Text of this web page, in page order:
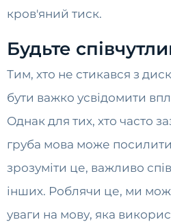
кров'яний тиск.
Будьте
Тим, хто не стикався з
бути важко усвідомити
Однак для тих, хто часто
груба мова може
зрозуміти це, важливо
інших. Роблячи це, ми
уваги на мову, яка